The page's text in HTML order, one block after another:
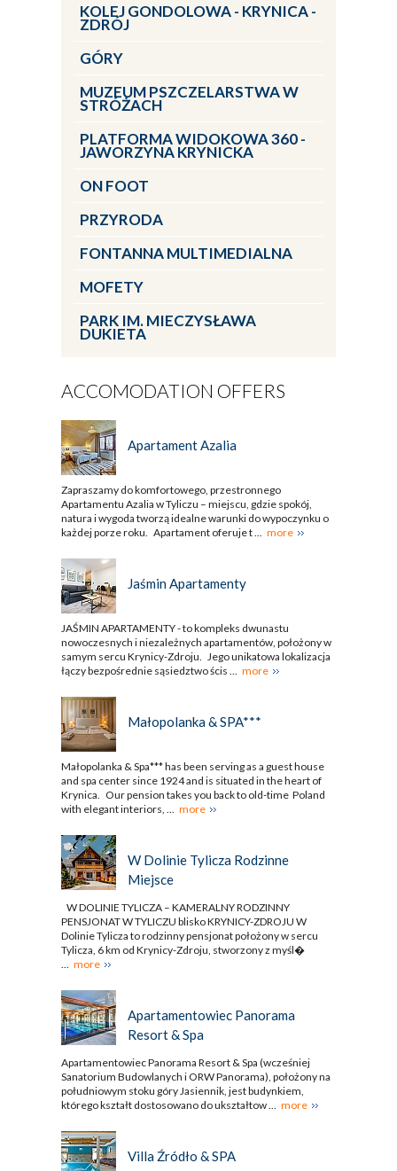
KOLEJ GONDOLOWA - KRYNICA -
ZDRÓJ
GÓRY
MUZEUM PSZCZELARSTWA W
STRÓŻACH
PLATFORMA WIDOKOWA 360 -
JAWORZYNA KRYNICKA
ON FOOT
PRZYRODA
FONTANNA MULTIMEDIALNA
MOFETY
PARK IM. MIECZYSŁAWA
DUKIETA
ACCOMODATION OFFERS
Apartament Azalia
Zapraszamy do komfortowego, przestronnego
Apartamentu Azalia w Tyliczu – miejscu, gdzie spokój,
natura i wygoda tworzą idealne warunki do wypoczynku o
każdej porze roku. Apartament oferuje t ...
more
Jaśmin Apartamenty
JAŚMIN APARTAMENTY - to kompleks dwunastu
nowoczesnych i niezależnych apartamentów, położony w
samym sercu Krynicy-Zdroju. Jego unikatowa lokalizacja
łączy bezpośrednie sąsiedztwo ścis ...
more
Małopolanka & SPA***
Małopolanka & Spa*** has been serving as a guest house
and spa center since 1924 and is situated in the heart of
Krynica. Our pension takes you back to old-time Poland
with elegant interiors, ...
more
W Dolinie Tylicza Rodzinne
Miejsce
W DOLINIE TYLICZA – KAMERALNY RODZINNY
PENSJONAT W TYLICZU blisko KRYNICY-ZDROJU W
Dolinie Tylicza to rodzinny pensjonat położony w sercu
Tylicza, 6 km od Krynicy-Zdroju, stworzony z myśl�
more
Apartamentowiec Panorama
Resort & Spa
Apartamentowiec Panorama Resort & Spa (wcześniej
Sanatorium Budowlanych i ORW Panorama), położony na
południowym stoku góry Jasiennik, jest budynkiem,
którego kształt dostosowano do ukształtow ...
more
Villa Źródło & SPA